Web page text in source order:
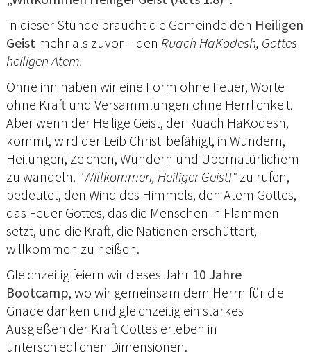
In dieser Stunde braucht die Gemeinde den Heiligen
Geist mehr als zuvor – den Ruach HaKodesh, Gottes
heiligen Atem.
Ohne ihn haben wir eine Form ohne Feuer, Worte
ohne Kraft und Versammlungen ohne Herrlichkeit.
Aber wenn der Heilige Geist, der Ruach HaKodesh,
kommt, wird der Leib Christi befähigt, in Wundern,
Heilungen, Zeichen, Wundern und Übernatürlichem
zu wandeln. "Willkommen, Heiliger Geist!" zu rufen,
bedeutet, den Wind des Himmels, den Atem Gottes,
das Feuer Gottes, das die Menschen in Flammen
setzt, und die Kraft, die Nationen erschüttert,
willkommen zu heißen.
Gleichzeitig feiern wir dieses Jahr 10 Jahre
Bootcamp, wo wir gemeinsam dem Herrn für die
Gnade danken und gleichzeitig ein starkes
Ausgießen der Kraft Gottes erleben in
unterschiedlichen Dimensionen.